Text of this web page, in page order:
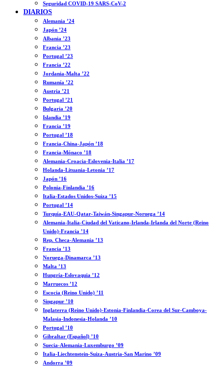
Seguridad COVID-19 SARS-CoV-2
DIARIOS
Alemania ’24
Japón ’24
Albania ’23
Francia ’23
Portugal ’23
Francia ’22
Jordania-Malta ’22
Rumanía ’22
Austria ’21
Portugal ’21
Bulgaria ’20
Islandia ’19
Francia ’19
Portugal ’18
Francia-China-Japón ’18
Francia-Mónaco ’18
Alemania-Croacia-Eslovenia-Italia ’17
Holanda-Lituania-Letonia ’17
Japón ’16
Polonia-Finlandia ’16
Italia-Estados Unidos-Suiza ’15
Portugal ’14
Turquía-EAU-Qatar-Taiwán-Singapur-Noruega ’14
Alemania-Italia-Ciudad del Vaticano-Irlanda-Irlanda del Norte (Reino
Unido)-Francia ’14
Rep. Checa-Alemania ’13
Francia ’13
Noruega-Dinamarca ’13
Malta ’13
Hungría-Eslovaquia ’12
Marruecos ’12
Escocia (Reino Unido) ’11
Singapur ’10
Inglaterra (Reino Unido)-Estonia-Finlandia-Corea del Sur-Camboya-
Malasia-Indonesia-Holanda ’10
Portugal ’10
Gibraltar (Español) ’10
Suecia-Alemania-Luxemburgo ’09
Italia-Liechtenstein-Suiza-Austria-San Marino ’09
Andorra ’09